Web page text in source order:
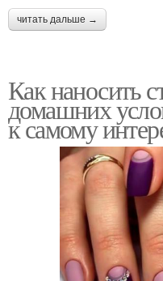
читать дальше →
Как наносить
домашних
к самому